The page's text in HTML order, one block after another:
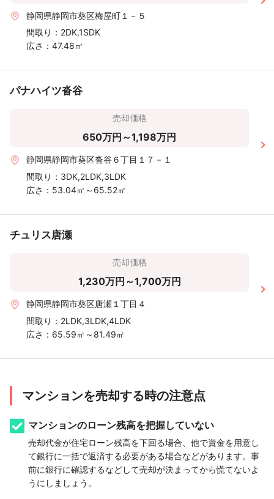
静岡県静岡市葵区梅屋町１－５
間取り： 2DK,1SDK
広さ： 47.48㎡
パナハイツ沓谷
売却価格
650万円～1,198万円
静岡県静岡市葵区沓谷６丁目１７－１
間取り： 3DK,2LDK,3LDK
広さ： 53.04㎡～65.52㎡
チュリス唐瀬
売却価格
1,230万円～1,700万円
静岡県静岡市葵区唐瀬１丁目４
間取り： 2LDK,3LDK,4LDK
広さ： 65.59㎡～81.49㎡
マンションを売却する時の注意点
マンションのローン残高を把握していない
売却代金が住宅ローン残高を下回る場合、他で資金を用意し
て銀行に一括で返済する必要がある場合などがあります。事
前に銀行に確認するなどして売却が決まってから慌てないよ
うにしましょう。